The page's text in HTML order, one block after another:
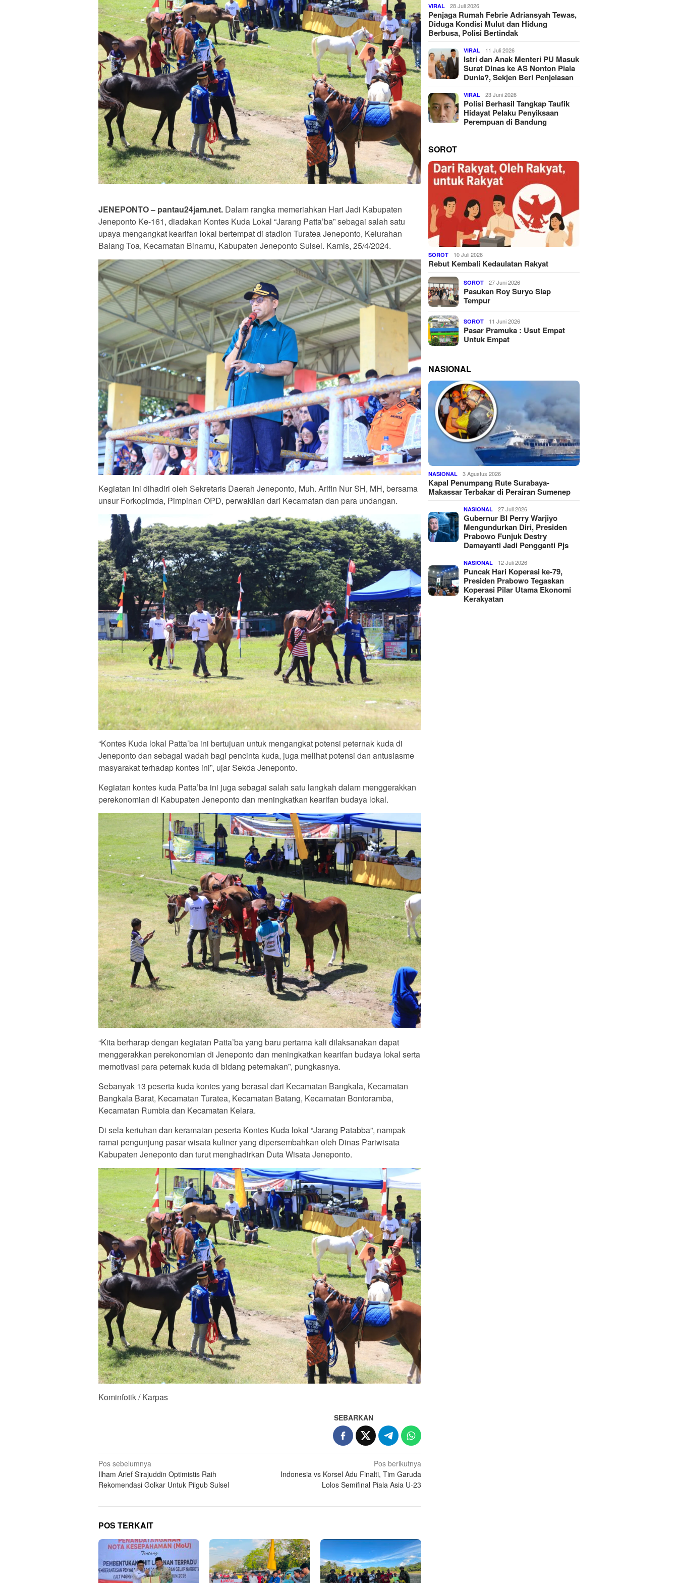
JENEPONTO – pantau24jam.net. Dalam rangka memeriahkan Hari Jadi Kabupaten
Jeneponto Ke-161, diadakan Kontes Kuda Lokal “Jarang Patta’ba” sebagai salah satu
upaya mengangkat kearifan lokal bertempat di stadion Turatea Jeneponto, Kelurahan
Balang Toa, Kecamatan Binamu, Kabupaten Jeneponto Sulsel. Kamis, 25/4/2024.
Kegiatan ini dihadiri oleh Sekretaris Daerah Jeneponto, Muh. Arifin Nur SH, MH, bersama
unsur Forkopimda, Pimpinan OPD, perwakilan dari Kecamatan dan para undangan.
“Kontes Kuda lokal Patta’ba ini bertujuan untuk mengangkat potensi peternak kuda di
Jeneponto dan sebagai wadah bagi pencinta kuda, juga melihat potensi dan antusiasme
masyarakat terhadap kontes ini”, ujar Sekda Jeneponto.
Kegiatan kontes kuda Patta’ba ini juga sebagai salah satu langkah dalam menggerakkan
perekonomian di Kabupaten Jeneponto dan meningkatkan kearifan budaya lokal.
“Kita berharap dengan kegiatan Patta’ba yang baru pertama kali dilaksanakan dapat
menggerakkan perekonomian di Jeneponto dan meningkatkan kearifan budaya lokal serta
memotivasi para peternak kuda di bidang peternakan”, pungkasnya.
Sebanyak 13 peserta kuda kontes yang berasal dari Kecamatan Bangkala, Kecamatan
Bangkala Barat, Kecamatan Turatea, Kecamatan Batang, Kecamatan Bontoramba,
Kecamatan Rumbia dan Kecamatan Kelara.
Di sela keriuhan dan keramaian peserta Kontes Kuda lokal “Jarang Patabba”, nampak
ramai pengunjung pasar wisata kuliner yang dipersembahkan oleh Dinas Pariwisata
Kabupaten Jeneponto dan turut menghadirkan Duta Wisata Jeneponto.
Kominfotik / Karpas
SEBARKAN
Navigasi
pos
Pos sebelumnya
Ilham Arief Sirajuddin Optimistis Raih
Rekomendasi Golkar Untuk Pilgub Sulsel
Pos berikutnya
Indonesia vs Korsel Adu Finalti, Tim Garuda
Lolos Semifinal Piala Asia U-23
POS TERKAIT
VIRAL 28 Juli 2026
Penjaga Rumah Febrie Adriansyah Tewas,
Diduga Kondisi Mulut dan Hidung
Berbusa, Polisi Bertindak
VIRAL 11 Juli 2026
Istri dan Anak Menteri PU Masuk
Surat Dinas ke AS Nonton Piala
Dunia?, Sekjen Beri Penjelasan
VIRAL 23 Juni 2026
Polisi Berhasil Tangkap Taufik
Hidayat Pelaku Penyiksaan
Perempuan di Bandung
SOROT
SOROT 10 Juli 2026
Rebut Kembali Kedaulatan Rakyat
SOROT 27 Juni 2026
Pasukan Roy Suryo Siap
Tempur
SOROT 11 Juni 2026
Pasar Pramuka : Usut Empat
Untuk Empat
NASIONAL
NASIONAL 3 Agustus 2026
Kapal Penumpang Rute Surabaya-
Makassar Terbakar di Perairan Sumenep
NASIONAL 27 Juli 2026
Gubernur BI Perry Warjiyo
Mengundurkan Diri, Presiden
Prabowo Funjuk Destry
Damayanti Jadi Pengganti Pjs
NASIONAL 12 Juli 2026
Puncak Hari Koperasi ke-79,
Presiden Prabowo Tegaskan
Koperasi Pilar Utama Ekonomi
Kerakyatan